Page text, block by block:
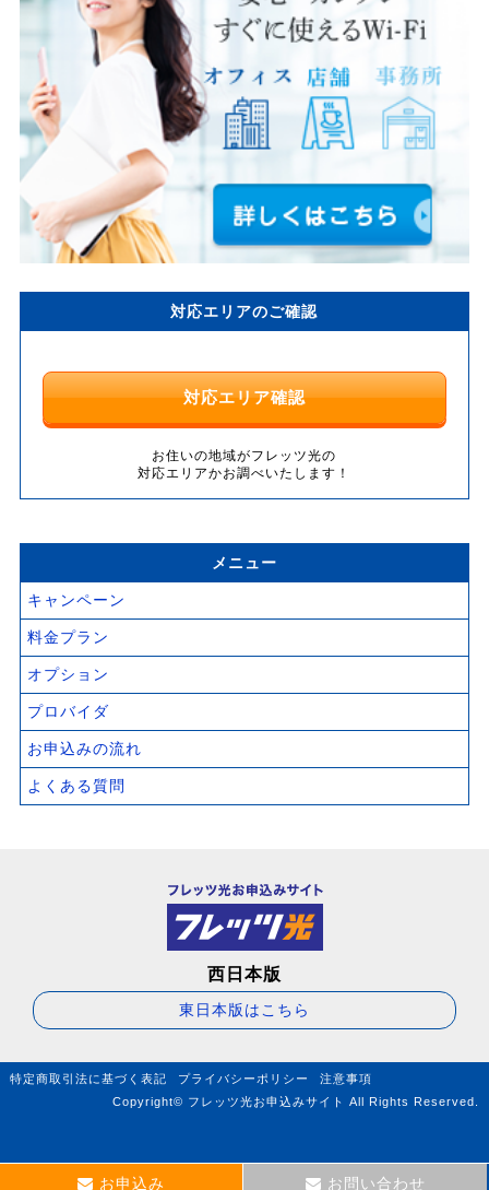
対応エリアのご確認
対応エリア確認
お住いの地域がフレッツ光の
対応エリアかお調べいたします！
メニュー
キャンペーン
料金プラン
オプション
プロバイダ
お申込みの流れ
よくある質問
西日本版
東日本版はこちら
特定商取引法に基づく表記 プライバシーポリシー
注意事項
Copyright© フレッツ光お申込みサイト All Rights Reserved.
お申込み お問い合わせ